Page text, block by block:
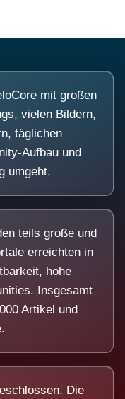
mit großen
vielen Bildern,
täglichen
Aufbau und
umgeht.
teils große und
erreichten in
hohe
Insgesamt
Artikel und
Die